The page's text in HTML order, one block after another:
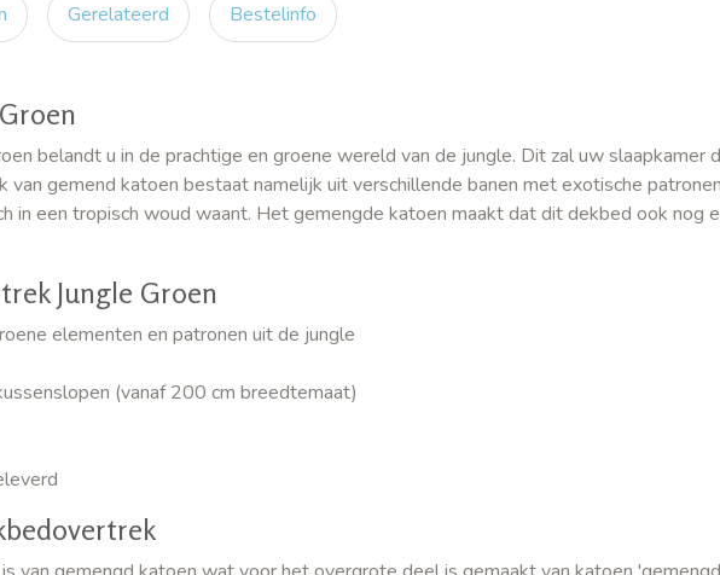
Gerelateerd Bestelinfo
belandt u in de prachtige en groene wereld van de jungle. Dit zal uw slaapkamer
gemend katoen bestaat namelijk uit verschillende banen met exotische
in een tropisch woud waant. Het gemengde katoen maakt dat dit dekbed ook nog
Jungle Groen
elementen en patronen uit de jungle
(vanaf 200 cm breedtemaat)